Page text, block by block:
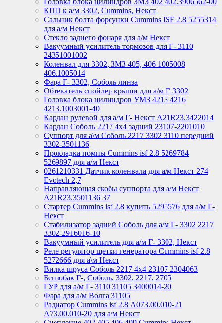
Головка блока цилиндров ЗМЗ 402 402.3906562-00
КПП к а/м 3302, Cummins, Некст
Сальник болта форсунки Cummins ISF 2.8 5255314
для а/м Некст
Стекло заднего фонаря для а/м Некст
Вакуумный усилитель тормозов для Г- 3110
24351001002
Коленвал для 3302, ЗМЗ 405, 406 1005008
406.1005014
Фара Г- 3302, Соболь линза
Обтекатель спойлер крыши для а/м Г-3302
Головка блока цилиндров УМЗ 4213 4216
4213.1003001-40
Кардан рулевой для а/м Г- Некст А21R23.3422014
Кардан Соболь 2217 4х4 задний 23107-2201010
Суппорт для а\м Соболь 2217 3302 3110 передний
3302-3501136
Прокладка помпы Cummins isf 2.8 5269784
5269897 для а/м Некст
0261210331 Датчик коленвала для а/м Некст 274
Evotech 2,7
Направляющая скобы суппорта для а/м Некст
A21R23.3501136 37
Стартер Cummins isf 2.8 купить 5295576 для а/м Г-
Некст
Стабилизатор задний Соболь для а/м Г- 3302 2217
3302-2916016-10
Вакуумный усилитель для а/м Г- 3302, Некст
Реле регулятор щетки генератора Cummins isf 2.8
5272666 для а\м Некст
Вилка шруса Соболь 2217 4х4 23107 2304063
Бензобак Г-, Соболь, 3302, 2217, 2705
ГУР для а/м Г- 3110 31105 3400014-20
Фара для а/м Волга 31105
Радиатор Cummins isf 2.8 А073.00.010-21
А73.00.010-20 для а/м Некст